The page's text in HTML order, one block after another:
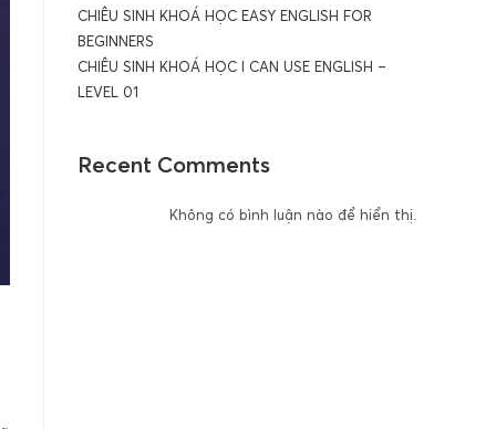
CHIÊU SINH KHOÁ HỌC EASY ENGLISH FOR
BEGINNERS
CHIÊU SINH KHOÁ HỌC I CAN USE ENGLISH –
LEVEL 01
Recent Comments
Không có bình luận nào để hiển thị.